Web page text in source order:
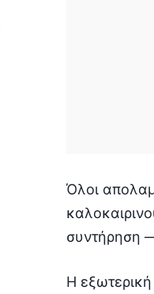
Όλοι
συντήρηση
Η